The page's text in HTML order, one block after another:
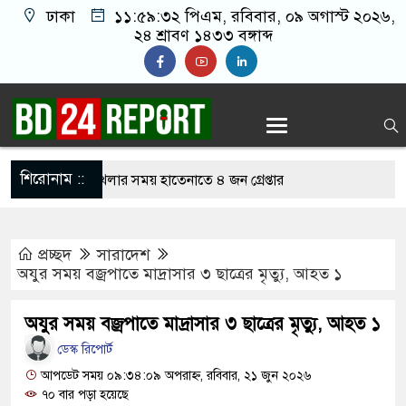
ঢাকা ১১:৫৯:৩৩ পিএম, রবিবার, ০৯ অগাস্ট
২০২৬, ২৪ শ্রাবণ ১৪৩৩ বঙ্গাব্দ
শিরোনাম ::
জুয়া খেলার সময় হাতেনাতে ৪ জন গ্রেপ্তার
অমায়িক ব্যবহার পান, জানালেন নারী
প্রচ্ছদ
সারাদেশ
অযুর সময় বজ্রপাতে মাদ্রাসার ৩ ছাত্রের মৃত্যু, আহত ১
অযুর সময় বজ্রপাতে মাদ্রাসার ৩ ছাত্রের মৃত্যু, আহত ১
ডেস্ক রিপোর্ট
আপডেট সময় ০৯:৩৪:০৯ অপরাহ্ন, রবিবার, ২১ জুন ২০২৬
৭০ বার পড়া হয়েছে